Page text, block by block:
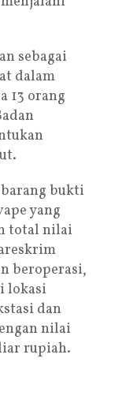
sebagai
dalam
13 orang
bukti
yang
total nilai
beroperasi,
lokasi
dan
nilai
rupiah.